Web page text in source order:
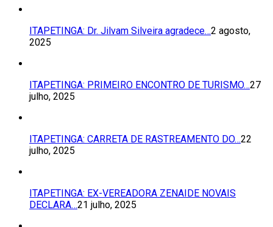
ITAPETINGA: Dr. Jilvam Silveira agradece…2 agosto,
2025
ITAPETINGA: PRIMEIRO ENCONTRO DE TURISMO…27
julho, 2025
ITAPETINGA: CARRETA DE RASTREAMENTO DO…22
julho, 2025
ITAPETINGA: EX-VEREADORA ZENAIDE NOVAIS
DECLARA…21 julho, 2025